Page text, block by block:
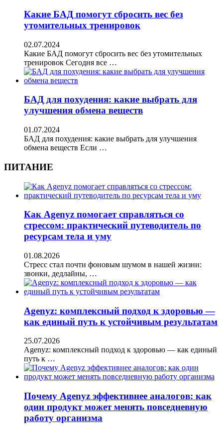
Какие БАД помогут сбросить вес без
утомительных тренировок
02.07.2024
Какие БАД помогут сбросить вес без утомительных
тренировок Сегодня все …
БАД для похудения: какие выбрать для
улучшения обмена веществ
01.07.2024
БАД для похудения: какие выбрать для улучшения
обмена веществ Если …
ПИТАНИЕ
Как Agenyz помогает справляться со
стрессом: практический путеводитель по
ресурсам тела и уму
01.08.2026
Стресс стал почти фоновым шумом в нашей жизни:
звонки, дедлайны, …
Agenyz: комплексный подход к здоровью —
как единый путь к устойчивым результатам
25.07.2026
Agenyz: комплексный подход к здоровью — как единый
путь к …
Почему Agenyz эффективнее аналогов: как
один продукт может менять повседневную
работу организма